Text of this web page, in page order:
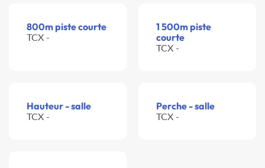
800m piste courte
TCX -
1 500m piste
courte
TCX -
Hauteur - salle
TCX -
Perche - salle
TCX -